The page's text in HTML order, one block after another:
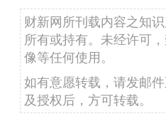
财新网所刊载内容之知
所有或持有。未经许可
像等任何使用。
如有意愿转载，请发邮
及授权后，方可转载。